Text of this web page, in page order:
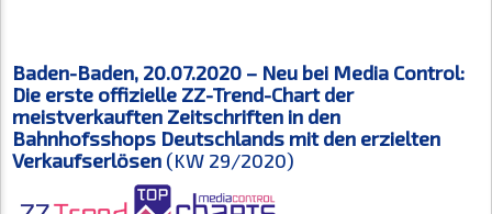
Baden-Baden, 20.07.2020 – Neu bei Media Control:
Die erste offizielle ZZ-Trend-Chart der
meistverkauften Zeitschriften in den
Bahnhofsshops Deutschlands mit den erzielten
Verkaufserlösen (KW 29/2020)